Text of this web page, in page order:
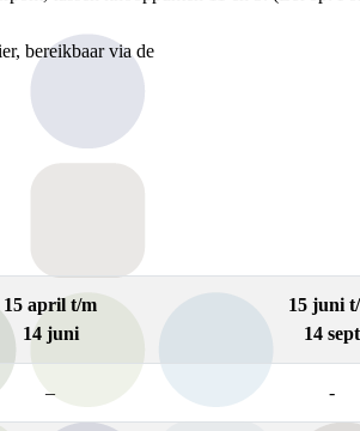
bereikbaar via de
15 april t/m
14 juni
15 juni
14 sept
– -